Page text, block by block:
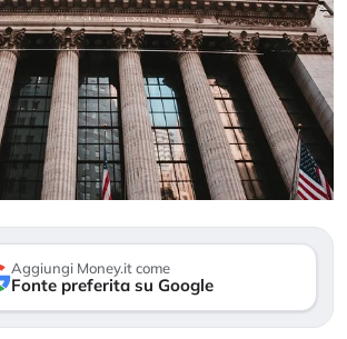
Aggiungi Money.it come
Fonte preferita su Google